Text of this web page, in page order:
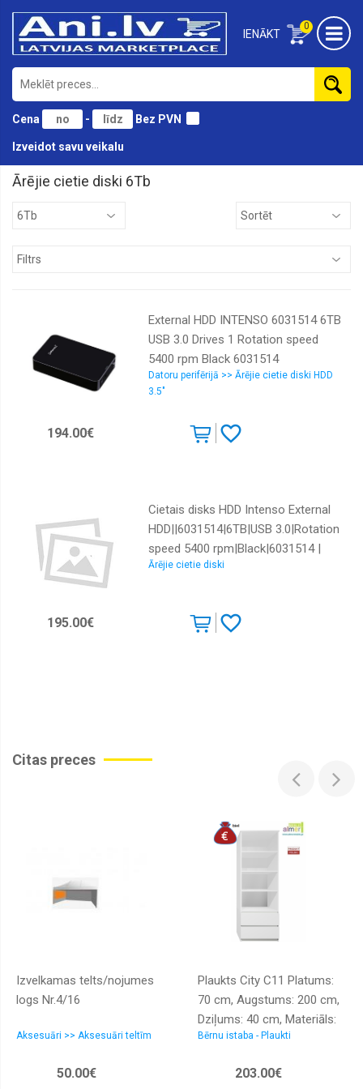
0
IENĀKT
Cena - Bez PVN
Izveidot savu veikalu
4Tb
Ārējie cietie diski 6Tb
External HDD INTENSO 6031514 6TB
USB 3.0 Drives 1 Rotation speed
5400 rpm Black 6031514
Datoru perifērijā >> Ārējie cietie diski HDD
3.5"
194.00€
Cietais disks HDD Intenso External
HDD||6031514|6TB|USB 3.0|Rotation
speed 5400 rpm|Black|6031514 |
6031514 | 4034303025466
Ārējie cietie diski
195.00€
Citas preces
Izvelkamas telts/nojumes
logs Nr.4/16
Aksesuāri >> Aksesuāri teltīm
50.00€
Plaukts City C11 Platums:
70 cm, Augstums: 200 cm,
Dziļums: 40 cm, Materiāls:
LKSP + finieris + PVH,
skaits: 4, Korpusa krāsa:
Bērnu istaba - Plaukti
203.00€